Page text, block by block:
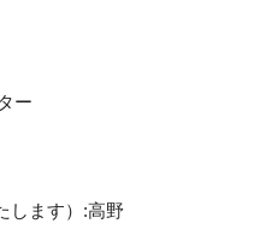
ー
します）:高野